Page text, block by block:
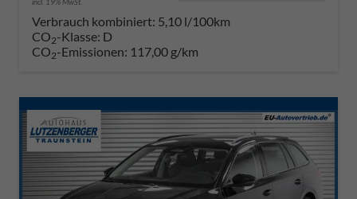
Verbrauch kombiniert: 5,10 l/100km
CO2-Klasse: D
CO2-Emissionen: 117,00 g/km